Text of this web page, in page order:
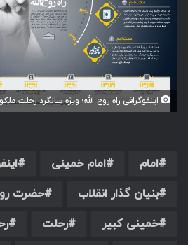
اینفوگرافی راه روح الله؛ ویژه سالگرد رحلت
امام امام خمینی
بنیان گذار انقلاب
حضرت
خمینی کبیر
رحلت